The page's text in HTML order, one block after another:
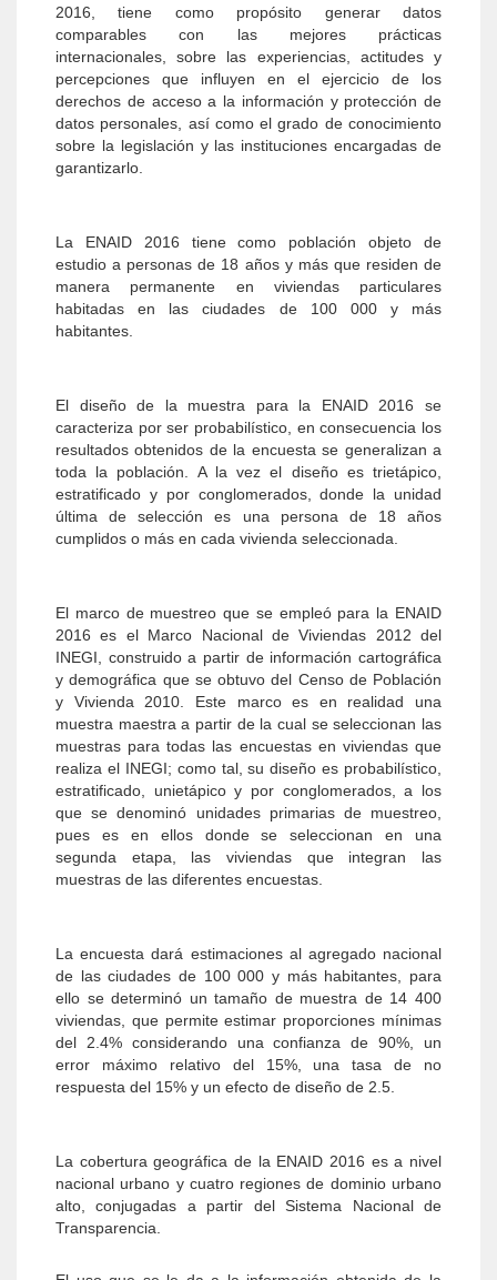
2016, tiene como propósito generar datos
comparables con las mejores prácticas
internacionales, sobre las experiencias, actitudes y
percepciones que influyen en el ejercicio de los
derechos de acceso a la información y protección de
datos personales, así como el grado de conocimiento
sobre la legislación y las instituciones encargadas de
garantizarlo.
La ENAID 2016 tiene como población objeto de
estudio a personas de 18 años y más que residen de
manera permanente en viviendas particulares
habitadas en las ciudades de 100 000 y más
habitantes.
El diseño de la muestra para la ENAID 2016 se
caracteriza por ser probabilístico, en consecuencia los
resultados obtenidos de la encuesta se generalizan a
toda la población. A la vez el diseño es trietápico,
estratificado y por conglomerados, donde la unidad
última de selección es una persona de 18 años
cumplidos o más en cada vivienda seleccionada.
El marco de muestreo que se empleó para la ENAID
2016 es el Marco Nacional de Viviendas 2012 del
INEGI, construido a partir de información cartográfica
y demográfica que se obtuvo del Censo de Población
y Vivienda 2010. Este marco es en realidad una
muestra maestra a partir de la cual se seleccionan las
muestras para todas las encuestas en viviendas que
realiza el INEGI; como tal, su diseño es probabilístico,
estratificado, unietápico y por conglomerados, a los
que se denominó unidades primarias de muestreo,
pues es en ellos donde se seleccionan en una
segunda etapa, las viviendas que integran las
muestras de las diferentes encuestas.
La encuesta dará estimaciones al agregado nacional
de las ciudades de 100 000 y más habitantes, para
ello se determinó un tamaño de muestra de 14 400
viviendas, que permite estimar proporciones mínimas
del 2.4% considerando una confianza de 90%, un
error máximo relativo del 15%, una tasa de no
respuesta del 15% y un efecto de diseño de 2.5.
La cobertura geográfica de la ENAID 2016 es a nivel
nacional urbano y cuatro regiones de dominio urbano
alto, conjugadas a partir del Sistema Nacional de
Transparencia.